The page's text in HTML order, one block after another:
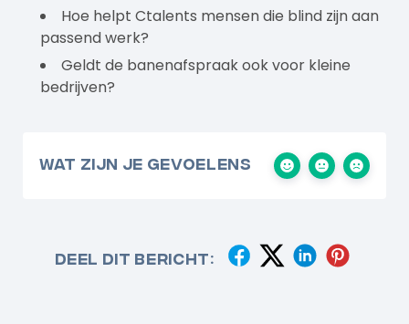
Hoe helpt Ctalents mensen die blind zijn aan
passend werk?
Geldt de banenafspraak ook voor kleine
bedrijven?
Wat zijn je gevoelens
Deel dit bericht: